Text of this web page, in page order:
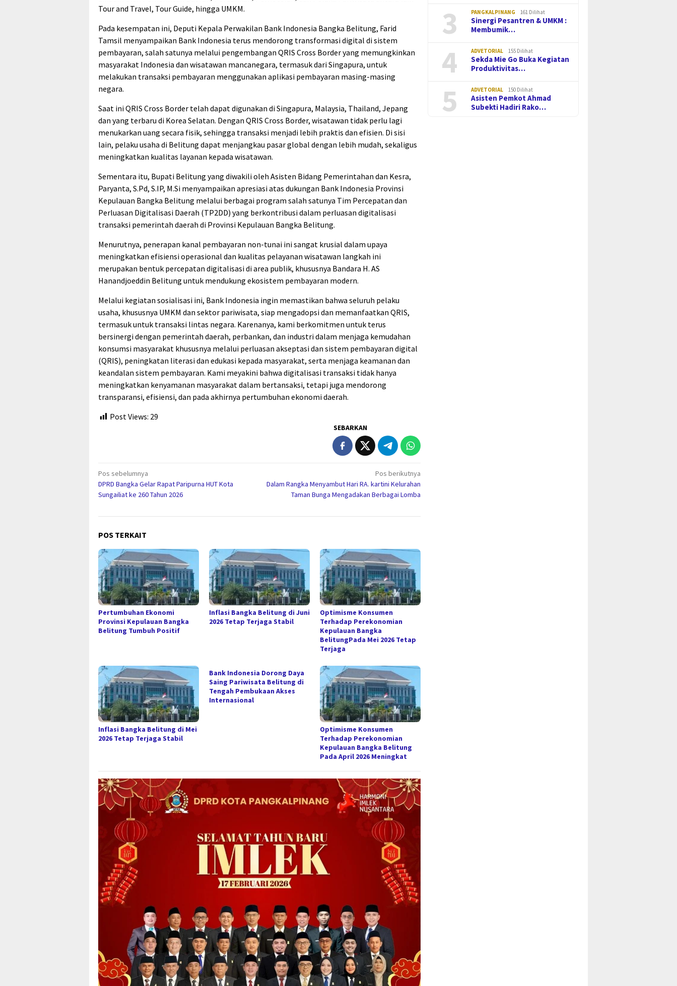
Tour and Travel, Tour Guide, hingga UMKM.
Pada kesempatan ini, Deputi Kepala Perwakilan Bank Indonesia Bangka Belitung, Farid
Tamsil menyampaikan Bank Indonesia terus mendorong transformasi digital di sistem
pembayaran, salah satunya melalui pengembangan QRIS Cross Border yang memungkinkan
masyarakat Indonesia dan wisatawan mancanegara, termasuk dari Singapura, untuk
melakukan transaksi pembayaran menggunakan aplikasi pembayaran masing-masing
negara.
Saat ini QRIS Cross Border telah dapat digunakan di Singapura, Malaysia, Thailand, Jepang
dan yang terbaru di Korea Selatan. Dengan QRIS Cross Border, wisatawan tidak perlu lagi
menukarkan uang secara fisik, sehingga transaksi menjadi lebih praktis dan efisien. Di sisi
lain, pelaku usaha di Belitung dapat menjangkau pasar global dengan lebih mudah, sekaligus
meningkatkan kualitas layanan kepada wisatawan.
Sementara itu, Bupati Belitung yang diwakili oleh Asisten Bidang Pemerintahan dan Kesra,
Paryanta, S.Pd, S.IP, M.Si menyampaikan apresiasi atas dukungan Bank Indonesia Provinsi
Kepulauan Bangka Belitung melalui berbagai program salah satunya Tim Percepatan dan
Perluasan Digitalisasi Daerah (TP2DD) yang berkontribusi dalam perluasan digitalisasi
transaksi pemerintah daerah di Provinsi Kepulauan Bangka Belitung.
Menurutnya, penerapan kanal pembayaran non-tunai ini sangat krusial dalam upaya
meningkatkan efisiensi operasional dan kualitas pelayanan wisatawan langkah ini
merupakan bentuk percepatan digitalisasi di area publik, khususnya Bandara H. AS
Hanandjoeddin Belitung untuk mendukung ekosistem pembayaran modern.
Melalui kegiatan sosialisasi ini, Bank Indonesia ingin memastikan bahwa seluruh pelaku
usaha, khususnya UMKM dan sektor pariwisata, siap mengadopsi dan memanfaatkan QRIS,
termasuk untuk transaksi lintas negara. Karenanya, kami berkomitmen untuk terus
bersinergi dengan pemerintah daerah, perbankan, dan industri dalam menjaga kemudahan
konsumsi masyarakat khususnya melalui perluasan akseptasi dan sistem pembayaran digital
(QRIS), peningkatan literasi dan edukasi kepada masyarakat, serta menjaga keamanan dan
keandalan sistem pembayaran. Kami meyakini bahwa digitalisasi transaksi tidak hanya
meningkatkan kenyamanan masyarakat dalam bertansaksi, tetapi juga mendorong
transparansi, efisiensi, dan pada akhirnya pertumbuhan ekonomi daerah.
Post Views: 29
SEBARKAN
Navigasi
pos
Pos sebelumnya
DPRD Bangka Gelar Rapat Paripurna HUT Kota
Sungailiat ke 260 Tahun 2026
Pos berikutnya
Dalam Rangka Menyambut Hari RA. kartini Kelurahan
Taman Bunga Mengadakan Berbagai Lomba
POS TERKAIT
Pertumbuhan Ekonomi
Provinsi Kepulauan Bangka
Belitung Tumbuh Positif
Inflasi Bangka Belitung di Juni
2026 Tetap Terjaga Stabil
Optimisme Konsumen
Terhadap Perekonomian
Kepulauan Bangka
BelitungPada Mei 2026 Tetap
Terjaga
Inflasi Bangka Belitung di Mei
2026 Tetap Terjaga Stabil
Bank Indonesia Dorong Daya
Saing Pariwisata Belitung di
Tengah Pembukaan Akses
Internasional
Optimisme Konsumen
Terhadap Perekonomian
Kepulauan Bangka Belitung
Pada April 2026 Meningkat
3 PANGKALPINANG 161 Dilihat
Sinergi Pesantren & UMKM :
Membumik…
4 ADVETORIAL 155 Dilihat
Sekda Mie Go Buka Kegiatan
Produktivitas…
5 ADVETORIAL 150 Dilihat
Asisten Pemkot Ahmad
Subekti Hadiri Rako…